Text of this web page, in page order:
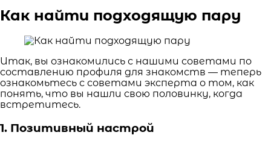
Как найти подходящую пару
Итак, вы ознакомились с нашими советами по
составлению профиля для знакомств — теперь
ознакомьтесь с советами эксперта о том, как
понять, что вы нашли свою половинку, когда
встретитесь.
1. Позитивный настрой